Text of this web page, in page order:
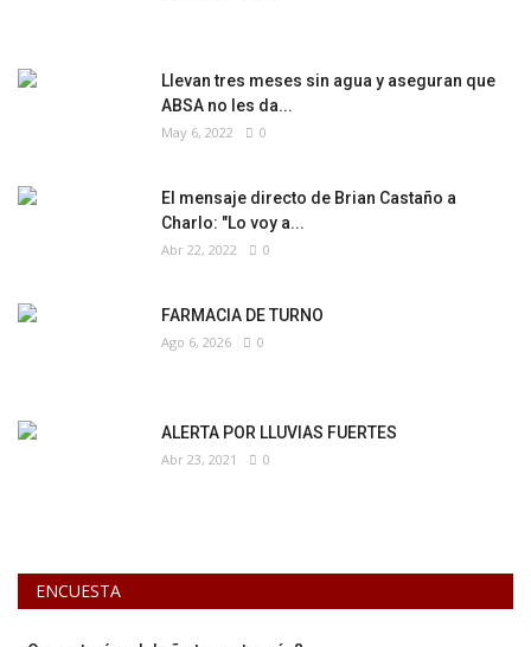
Llevan tres meses sin agua y aseguran que
ABSA no les da...
May 6, 2022 0
El mensaje directo de Brian Castaño a
Charlo: "Lo voy a...
Abr 22, 2022 0
FARMACIA DE TURNO
Ago 6, 2026 0
ALERTA POR LLUVIAS FUERTES
Abr 23, 2021 0
ENCUESTA